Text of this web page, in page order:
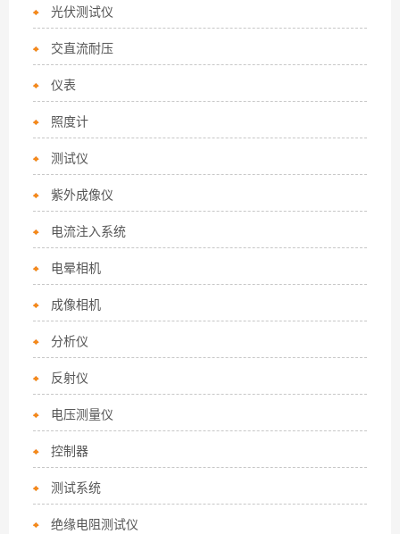
光伏测试仪
交直流耐压
仪表
照度计
测试仪
紫外成像仪
电流注入系统
电晕相机
成像相机
分析仪
反射仪
电压测量仪
控制器
测试系统
绝缘电阻测试仪